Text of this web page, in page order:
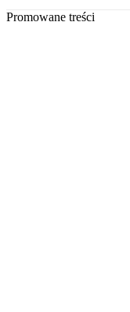
Promowane treści